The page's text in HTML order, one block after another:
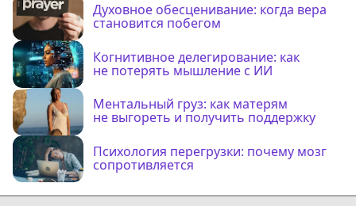
Духовное обесценивание: когда вера
становится побегом
Когнитивное делегирование: как
не потерять мышление с ИИ
Ментальный груз: как матерям
не выгореть и получить поддержку
Психология перегрузки: почему мозг
сопротивляется